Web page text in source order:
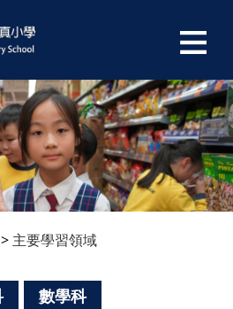
主要學習領域
數學科